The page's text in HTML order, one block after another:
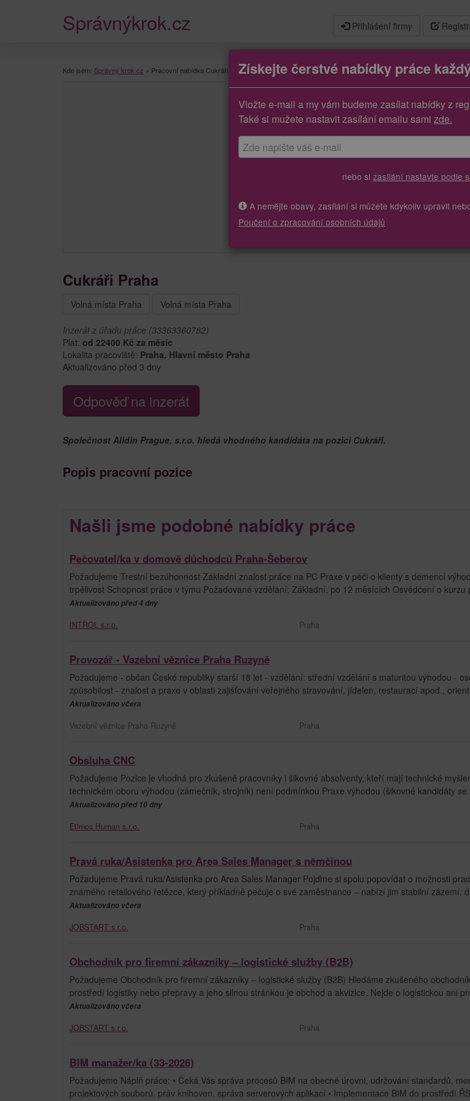
Správnýkrok.cz Přihlášení firmy
Kde jsem: Správný krok.cz » Pracovní nabídka Cukráři
Cukráři Praha
Volná místa Praha Volná místa Praha
Inzerát z úřadu práce (33363360782)
Plat: od 22400 Kč za měsíc
Lokalita pracoviště: Praha, Hlavní město Praha
Aktualizováno před 3 dny
Odpověď na inzerát
Společnost Alidin Prague, s.r.o. hledá vhodného kandidáta na pozici Cukráři.
Popis pracovní pozice
Našli jsme podobné nabídky práce
Pečovatel/ka v domově důchodců Praha-Šeberov
Požadujeme Trestní bezúhonnost Základní znalost práce na PC Praxe v péči o klienty s demencí
trpělivost Schopnost práce v týmu Požadované vzdělání: Základní, po 12 měsících Osvědčení o kurzu
Aktualizováno před 4 dny
INTROL s.r.o. Praha
Provozář - Vazební věznice Praha Ruzyně
Požadujeme - občan České republiky starší 18 let - vzdělání: střední vzdělání s maturitou výhodou -
způsobilost - znalost a praxe v oblasti zajišťování veřejného stravování, jídelen, restaurací apod.,
Aktualizováno včera
Vazební věznice Praha Ruzyně Praha
Obsluha CNC
Požadujeme Pozice je vhodná pro zkušené pracovníky i šikovné absolventy, kteří mají technické
technickém oboru výhodou (zámečník, strojník) není podmínkou Praxe výhodou (šikovné kandidáty se
Aktualizováno před 10 dny
Etimos Human s.r.o. Praha
Pravá ruka/Asistenka pro Area Sales Manager s němčinou
Požadujeme Pravá ruka/Asistenka pro Area Sales Manager Pojďme si spolu popovídat o možnosti
známého retailového řetězce, který příkladně pečuje o své zaměstnance – nabízí jim stabilní zázemí,
Aktualizováno včera
JOBSTART s.r.o. Praha
Obchodník pro firemní zákazníky – logistické služby (B2B)
Požadujeme Obchodník pro firemní zákazníky – logistické služby (B2B) Hledáme zkušeného
prostředí logistiky nebo přepravy a jeho silnou stránkou je obchod a akvizice. Nejde o logistickou ani
Aktualizováno včera
JOBSTART s.r.o. Praha
BIM manažer/ka (33-2026)
Požadujeme Náplň práce: • Čeká Vás správa procesů BIM na obecné úrovni, udržování standardů,
projektových souborů, práv knihoven, správa serverových aplikací • Implementace BIM do prostředí
Získejte čerstvé nabídky práce
Vložte e-mail a my vám budeme zasílat nabídky z
Také si mužete nastavit zasílání emailu sami zde.
nebo si zasílání nastavte podle
A nemějte obavy, zasílání si můžete kdykoliv upravit
Poučení o zpracování osobních údajů